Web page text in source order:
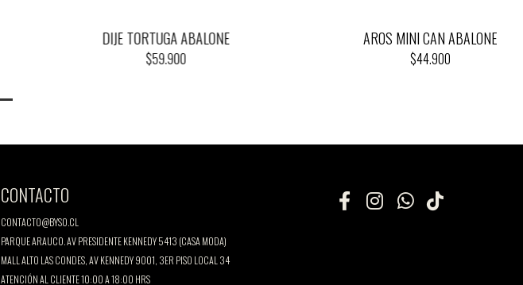
DIJE TORTUGA ABALONE AROS MINI CAN ABALONE
CONTACTO
CONTACTO@BYSO.CL
PARQUE ARAUCO. AV PRESIDENTE KENNEDY 5413 (CASA MODA)
MALL ALTO LAS CONDES, AV KENNEDY 9001, 3ER PISO LOCAL 34
ATENCIÓN AL CLIENTE 10:00 A 18:00 HRS